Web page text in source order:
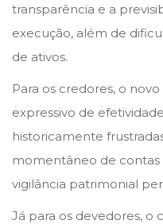
transparência e a
execução, além de
de ativos.
Para os credores, o
expressivo de
historicamente
momentâneo de contas
vigilância patrimonial
Já para os devedores, o